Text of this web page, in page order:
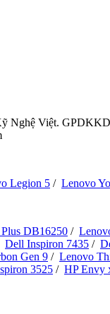
Nghệ Việt.
Legion 5 / Lenovo
DB16250 /
Dell Inspiron 7435 /
Gen 9 / Lenovo
3525 / HP Envy